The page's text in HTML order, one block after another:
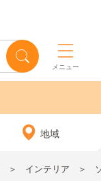
メニュー
地域
インテリア